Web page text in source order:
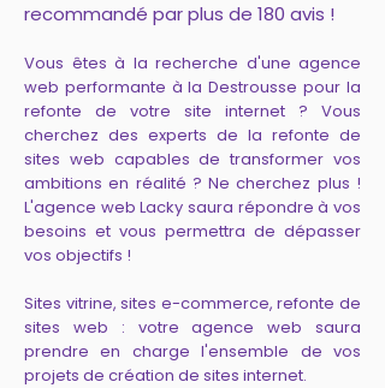
recommandé par plus de 180 avis !
Vous êtes à la recherche d'une agence
web performante à la Destrousse pour la
refonte de votre site internet ? Vous
cherchez des experts de la refonte de
sites web capables de transformer vos
ambitions en réalité ? Ne cherchez plus !
L'agence web Lacky saura répondre à vos
besoins et vous permettra de dépasser
vos objectifs !
Sites vitrine, sites e-commerce, refonte de
sites web : votre agence web saura
prendre en charge l'ensemble de vos
projets de création de sites internet.